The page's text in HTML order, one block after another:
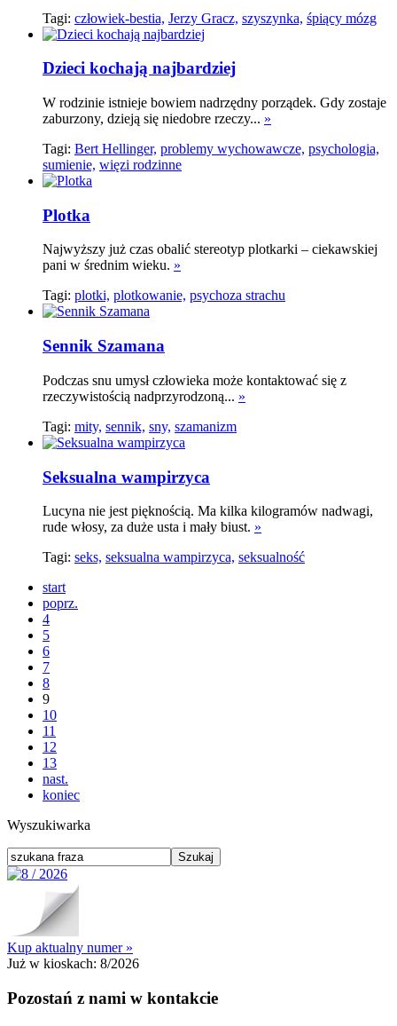
Tagi: człowiek-bestia, Jerzy Gracz, szyszynka, śpiący mózg
Dzieci kochają najbardziej
W rodzinie istnieje bowiem nadrzędny porządek. Gdy zostaje
zaburzony, dzieją się niedobre rzeczy... »
Tagi: Bert Hellinger, problemy wychowawcze, psychologia,
sumienie, więzi rodzinne
Plotka
Najwyższy już czas obalić stereotyp plotkarki – ciekawskiej
pani w średnim wieku. »
Tagi: plotki, plotkowanie, psychoza strachu
Sennik Szamana
Podczas snu umysł człowieka może kontaktować się z
rzeczywistością nadprzyrodzoną... »
Tagi: mity, sennik, sny, szamanizm
Seksualna wampirzyca
Lucyna nie jest pięknością. Ma kilka kilogramów nadwagi,
rude włosy, za duże usta i mały biust. »
Tagi: seks, seksualna wampirzyca, seksualność
start
poprz.
4
5
6
7
8
9
10
11
12
13
nast.
koniec
Wyszukiwarka
Kup aktualny numer »
Już w kioskach: 8/2026
Pozostań z nami w kontakcie